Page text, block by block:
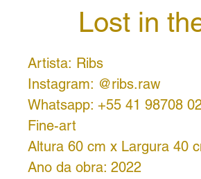
Lost in
Artista: Ribs
Instagram: @ribs.raw
Whatsapp: +55 41 98708
Fine-art
Altura 60 cm x Largura 40
Ano da obra: 2022